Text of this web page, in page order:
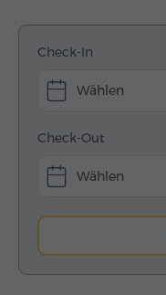
Check-In
Check-Out